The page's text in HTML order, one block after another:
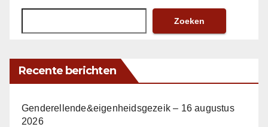
Zoeken
Recente berichten
Genderellende&eigenheidsgezeik – 16 augustus
2026